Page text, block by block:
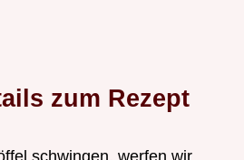
zum Rezept